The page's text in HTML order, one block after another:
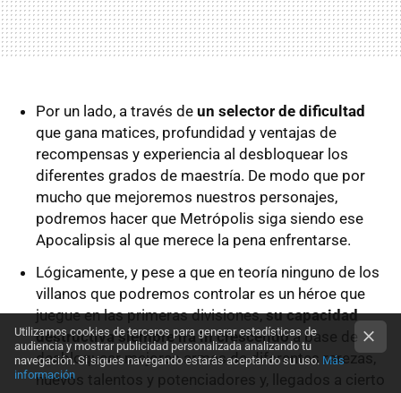
Por un lado, a través de un selector de dificultad
que gana matices, profundidad y ventajas de
recompensas y experiencia al desbloquear los
diferentes grados de maestría. De modo que por
mucho que mejoremos nuestros personajes,
podremos hacer que Metrópolis siga siendo ese
Apocalipsis al que merece la pena enfrentarse.
Lógicamente, y pese a que en teoría ninguno de los
villanos que podremos controlar es un héroe que
juegue en las primeras divisiones,su capacidad
destructiva siempre irá in crescendoa base de
desbloquear mejores armas de diferentes rarezas,
nuevos talentos y potenciadores y, llegados a cierto
Utilizamos cookies de terceros para generar estadísticas de
audiencia y mostrar publicidad personalizada analizando tu
navegación. Si sigues navegando estarás aceptando su uso. Más
información